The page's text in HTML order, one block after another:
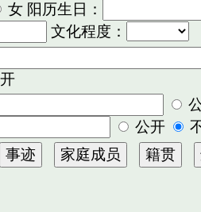
女 阳历生日：
文化程度：
公开